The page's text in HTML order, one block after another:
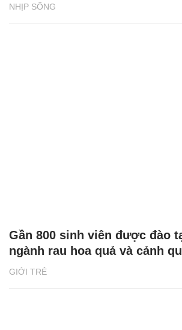
NHỊP SỐNG
GIỚI TRẺ
Gần 800 sinh viên được đào
ngành rau hoa quả và cảnh